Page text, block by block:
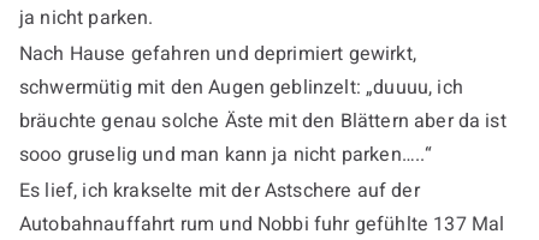
ja nicht parken.
Nach Hause gefahren und deprimiert gewirkt,
schwermütig mit den Augen geblinzelt: „duuuu, ich
bräuchte genau solche Äste mit den Blättern aber da ist
sooo gruselig und man kann ja nicht parken…..“
Es lief, ich krakselte mit der Astschere auf der
Autobahnauffahrt rum und Nobbi fuhr gefühlte 137 Mal